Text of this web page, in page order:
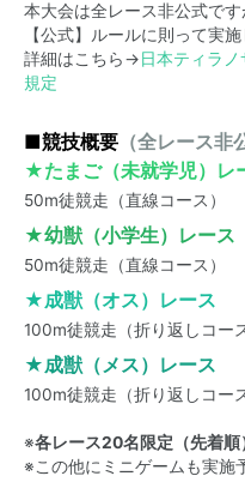
本大会は全レース非公式で
【公式】ルールに則って実施
詳細はこちら→日本ティラ
規定
■競技概要 （全レース非
★たまご（未就学児）レ
50m徒競走（直線コース）
★幼獣（小学生）レース
50m徒競走（直線コース）
★成獣（オス）レース
100m徒競走（折り返しコー
★成獣（メス）レース
100m徒競走（折り返しコー
※各レース20名限定（先着順
※この他にミニゲームも実施